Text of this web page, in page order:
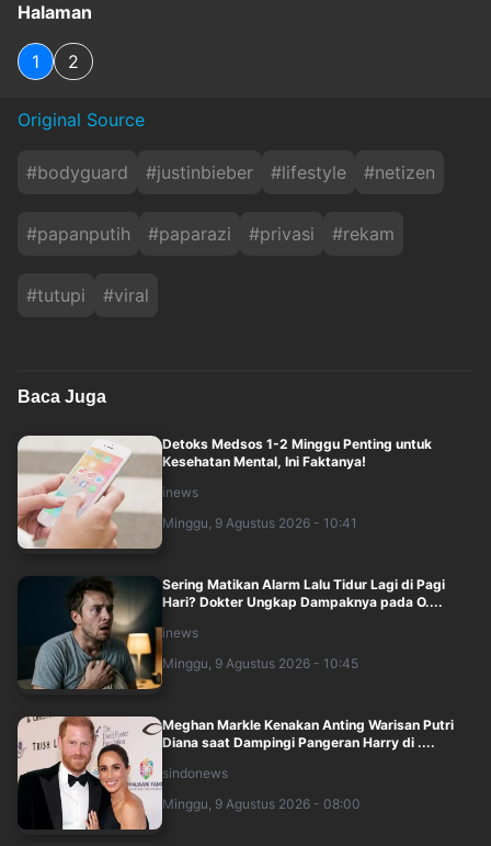
Halaman
1 2
Original Source
#bodyguard #justinbieber #lifestyle #netizen
#papanputih #paparazi #privasi #rekam
#tutupi #viral
Baca Juga
Detoks Medsos 1-2 Minggu Penting untuk
Kesehatan Mental, Ini Faktanya!
inews
Minggu, 9 Agustus 2026 - 10:41
Sering Matikan Alarm Lalu Tidur Lagi di Pagi
Hari? Dokter Ungkap Dampaknya pada O....
inews
Minggu, 9 Agustus 2026 - 10:45
Meghan Markle Kenakan Anting Warisan Putri
Diana saat Dampingi Pangeran Harry di ....
sindonews
Minggu, 9 Agustus 2026 - 08:00